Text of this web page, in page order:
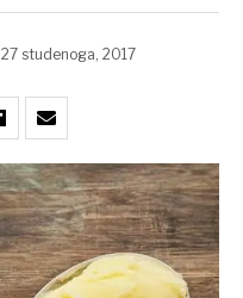
27 studenoga, 2017